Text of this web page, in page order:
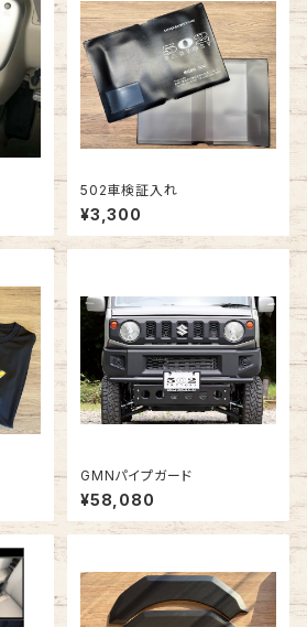
502車検証入れ
¥3,300
GMNパイプガード
¥58,080